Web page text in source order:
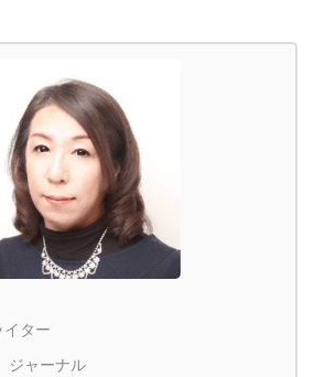
イター
ジャーナル